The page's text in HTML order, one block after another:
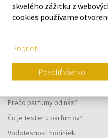
Vernostný systém
Spôsob doručenia
Prečo parfumy od nás?
Čo je tester u parfumov?
Vodotesnosť hodiniek
skvelého zážitku z
cookies používame
Poprieť
Povoliť všetko